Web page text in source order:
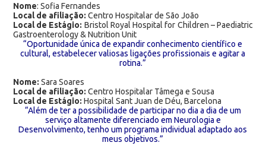
Nome: Sofia Fernandes
Local de afiliação: Centro Hospitalar de São João
Local de Estágio: Bristol Royal Hospital for Children – Paediatric
Gastroenterology & Nutrition Unit
“Oportunidade única de expandir conhecimento científico e
cultural, estabelecer valiosas ligações profissionais e agitar a
rotina.”
Nome: Sara Soares
Local de afiliação: Centro Hospitalar Tâmega e Sousa
Local de Estágio: Hospital Sant Juan de Déu, Barcelona
“Além de ter a possibilidade de participar no dia a dia de um
serviço altamente diferenciado em Neurologia e
Desenvolvimento, tenho um programa individual adaptado aos
meus objetivos.”